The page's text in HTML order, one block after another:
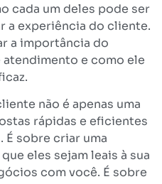
cada um deles pode ser
a experiência do cliente.
a importância do
e como ele
não é apenas uma
rápidas e eficientes
sobre criar uma
eles sejam leais à sua
com você. É sobre